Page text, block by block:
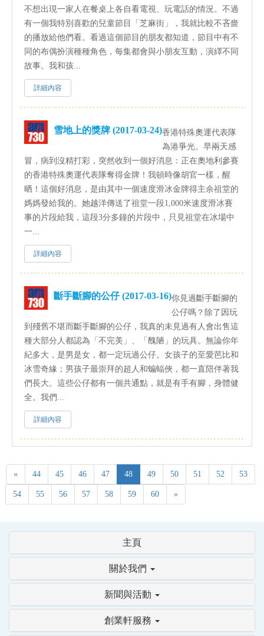
不想出現一家人在餐桌上各自看電視、玩電話的情況。不過
有一個我特別喜歡的兒童節目「芝麻街」，我就比較不吝嗇
的播放給他們看。看過這個節目的朋友都知道，節目中有不
同的布偶扮演種種角色，每集都會與小朋友互動，演繹不同
故事。我和孩...
詳細內容
雪地上的獎牌 (2017-03-24)香港特殊奧運代表隊
為港爭光。早兩天感
冒，病到沒精打彩，突然收到一個好消息：正在奧地利參賽
的香港特殊奧運代表隊奪得金牌！我頓時像胡官一樣，醒
晒！這個好消息，是由其中一個速度滑冰金牌得主余祖堂的
媽媽發給我的。她越洋傳送了祖堂一段1,000米速度滑冰賽
事的片段給我，這段3分多鐘的片段中，只見祖堂在冰場中
一...
詳細內容
斷手斷腳的公仔 (2017-03-16)你見過斷手斷腳的
公仔嗎？除了因玩
到殘舊不堪而斷手斷腳的公仔，我真的未見過有人會出售這
種大部分人都認為「不完美」、「醜陋」的玩具。無論你年
紀多大，是男是女，都一定玩過公仔。女孩子的至愛芭比和
冰雪奇緣；男孩子最崇拜的超人和蝙蝠俠，都一直陪伴著我
們長大。這些公仔都有一個共通點，就是有手有腳，身體健
全。我們...
詳細內容
« 44 45 46 47 48 49 50 51 52 53
54 55 56 57 58 59 60 »
主頁
關於我們
新聞與活動
創業軒服務